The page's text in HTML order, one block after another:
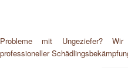
Probleme mit Ungeziefer?
professioneller